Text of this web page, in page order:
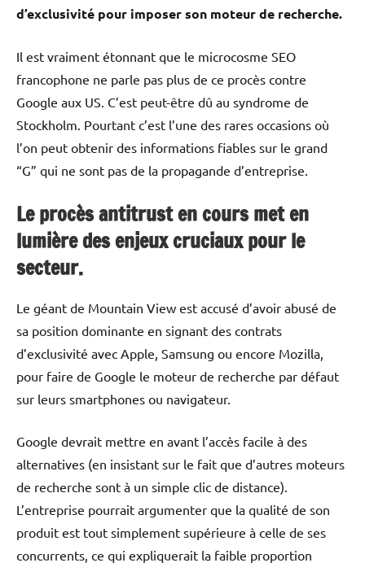
d’exclusivité pour imposer son moteur de recherche.
Il est vraiment étonnant que le microcosme SEO
francophone ne parle pas plus de ce procès contre
Google aux US. C’est peut-être dû au syndrome de
Stockholm. Pourtant c’est l’une des rares occasions où
l’on peut obtenir des informations fiables sur le grand
“G” qui ne sont pas de la propagande d’entreprise.
Le procès antitrust en cours met en
lumière des enjeux cruciaux pour le
secteur.
Le géant de Mountain View est accusé d’avoir abusé de
sa position dominante en signant des contrats
d’exclusivité avec Apple, Samsung ou encore Mozilla,
pour faire de Google le moteur de recherche par défaut
sur leurs smartphones ou navigateur.
Google devrait mettre en avant l’accès facile à des
alternatives (en insistant sur le fait que d’autres moteurs
de recherche sont à un simple clic de distance).
L’entreprise pourrait argumenter que la qualité de son
produit est tout simplement supérieure à celle de ses
concurrents, ce qui expliquerait la faible proportion